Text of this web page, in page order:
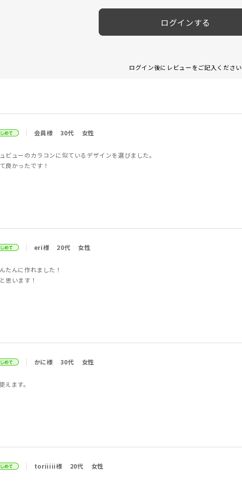
ログインする
ログイン後にレビューをご記入ください
会員様 30代 女性
ビューのカラコンに似ているデザインを選びました。
良かったです！
eri様 20代 女性
たんに作れました！
思います！
かに様 30代 女性
ます。
toriiiii様 20代 女性